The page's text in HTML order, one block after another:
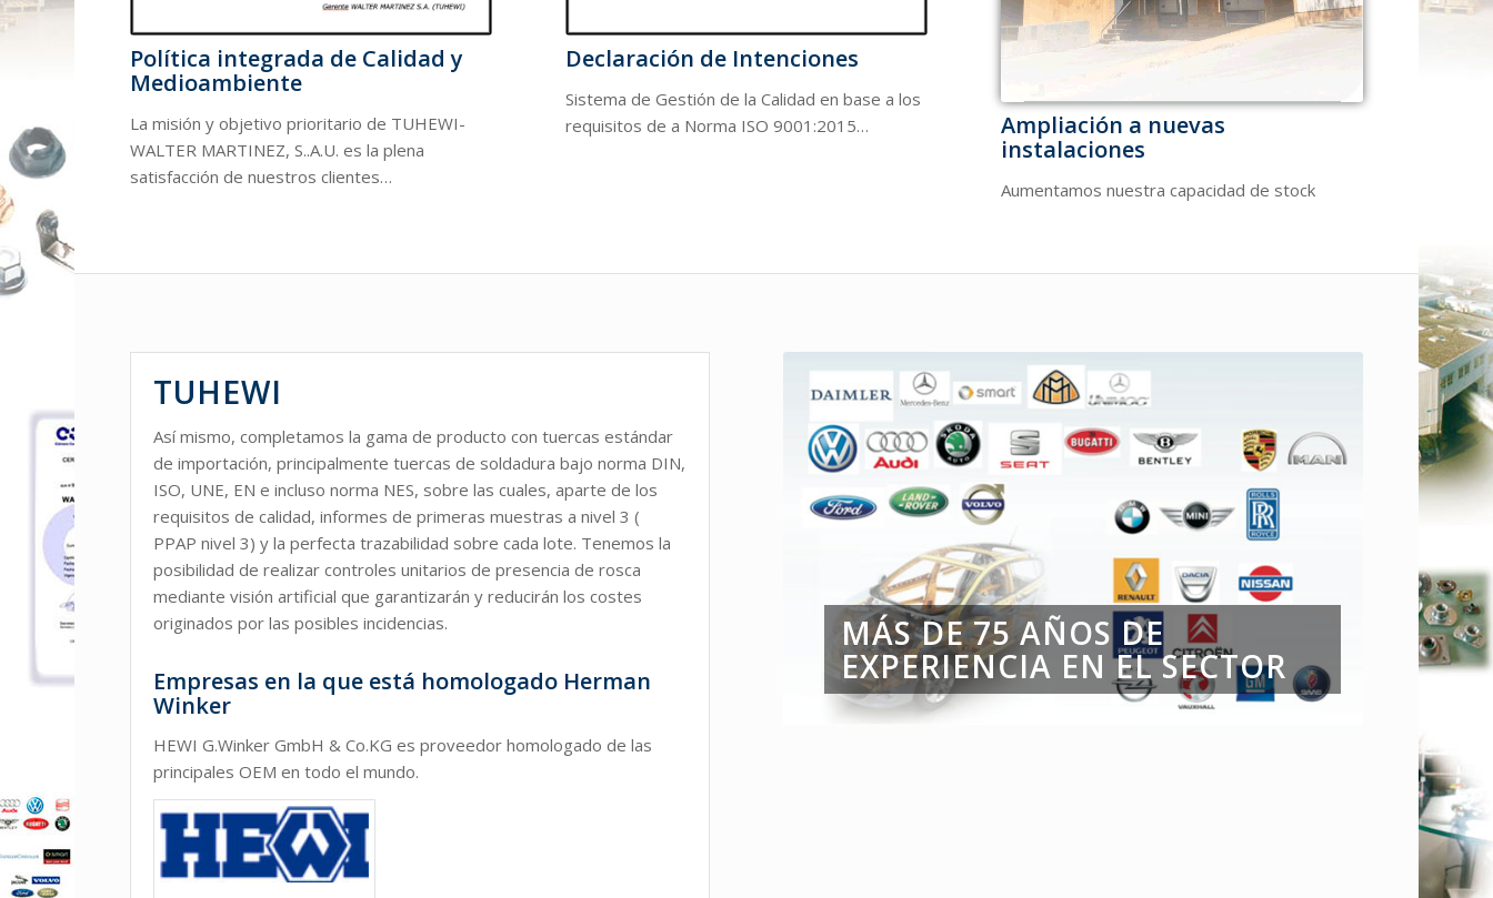
Política integrada de Calidad y
Medioambiente
La misión y objetivo prioritario de TUHEWI-
WALTER MARTINEZ, S..A.U. es la plena
satisfacción de nuestros clientes…
Declaración de Intenciones
Sistema de Gestión de la Calidad en base a los
requisitos de a Norma ISO 9001:2015…
Ampliación a nuevas
instalaciones
Aumentamos nuestra capacidad de stock
TUHEWI
Así mismo, completamos la gama de producto con tuercas estándar
de importación, principalmente tuercas de soldadura bajo norma DIN,
ISO, UNE, EN e incluso norma NES, sobre las cuales, aparte de los
requisitos de calidad, informes de primeras muestras a nivel 3 (
PPAP nivel 3) y la perfecta trazabilidad sobre cada lote. Tenemos la
posibilidad de realizar controles unitarios de presencia de rosca
mediante visión artificial que garantizarán y reducirán los costes
originados por las posibles incidencias.
Empresas en la que está homologado Herman
Winker
HEWI G.Winker GmbH & Co.KG es proveedor homologado de las
principales OEM en todo el mundo.
MÁS DE 75 AÑOS DE
EXPERIENCIA EN EL SECTOR